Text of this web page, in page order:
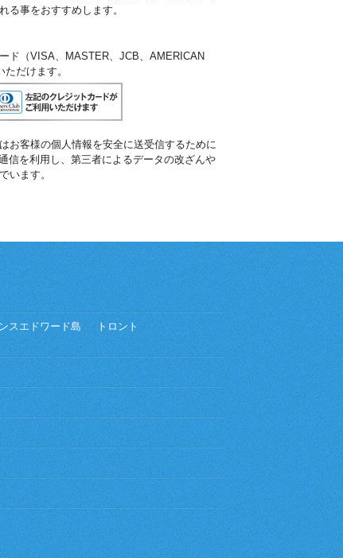
る事をおすすめします。
ド（VISA、MASTER、JCB、AMERICAN
だけます。
お客様の個人情報を安全に送受信するために
信を利用し、第三者によるデータの改ざんや
います。
スエドワード島
トロント